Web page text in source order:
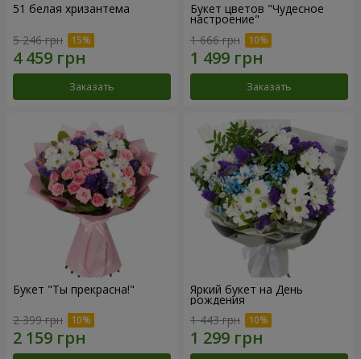
51 белая хризантема
5 246 грн
Заказать
Букет цветов "Чудесное
настроение"
1 666 грн
Заказать
Букет "Ты прекрасна!"
2 399 грн
Яркий букет на День
рождения
1 443 грн